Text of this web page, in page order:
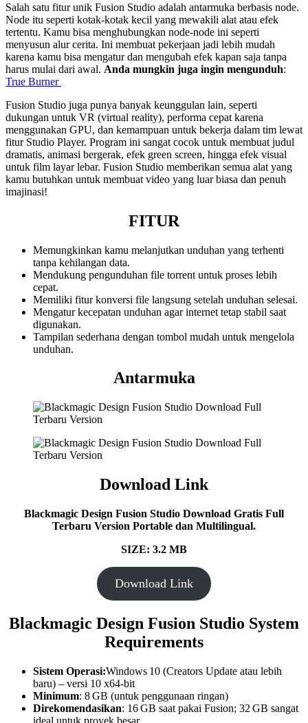
Salah satu fitur unik Fusion Studio adalah antarmuka berbasis node.
Node itu seperti kotak-kotak kecil yang mewakili alat atau efek
tertentu. Kamu bisa menghubungkan node-node ini seperti
menyusun alur cerita. Ini membuat pekerjaan jadi lebih mudah
karena kamu bisa mengatur dan mengubah efek kapan saja tanpa
harus mulai dari awal. Anda mungkin juga ingin mengunduh:
True Burner
Fusion Studio juga punya banyak keunggulan lain, seperti
dukungan untuk VR (virtual reality), performa cepat karena
menggunakan GPU, dan kemampuan untuk bekerja dalam tim lewat
fitur Studio Player. Program ini sangat cocok untuk membuat judul
dramatis, animasi bergerak, efek green screen, hingga efek visual
untuk film layar lebar. Fusion Studio memberikan semua alat yang
kamu butuhkan untuk membuat video yang luar biasa dan penuh
imajinasi!
FITUR
Memungkinkan kamu melanjutkan unduhan yang terhenti
tanpa kehilangan data.
Mendukung pengunduhan file torrent untuk proses lebih
cepat.
Memiliki fitur konversi file langsung setelah unduhan selesai.
Mengatur kecepatan unduhan agar internet tetap stabil saat
digunakan.
Tampilan sederhana dengan tombol mudah untuk mengelola
unduhan.
Antarmuka
Download Link
Blackmagic Design Fusion Studio Download Gratis Full
Terbaru Version Portable dan Multilingual.
SIZE: 3.2 MB
Download Link
Blackmagic Design Fusion Studio System
Requirements
Sistem Operasi:Windows 10 (Creators Update atau lebih
baru) – versi 10 x64-bit
Minimum: 8 GB (untuk penggunaan ringan)
Direkomendasikan: 16 GB saat pakai Fusion; 32 GB sangat
ideal untuk proyek besar